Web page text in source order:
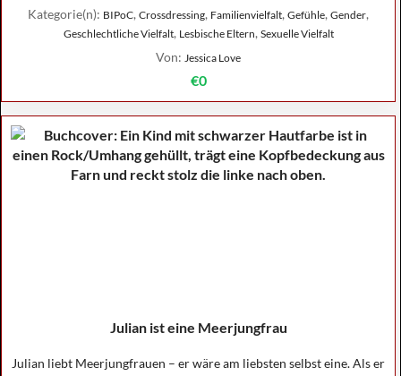
Kategorie(n): BIPoC, Crossdressing, Familienvielfalt, Gefühle, Gender,
Geschlechtliche Vielfalt, Lesbische Eltern, Sexuelle Vielfalt
Von: Jessica Love
€0
Julian ist eine Meerjungfrau
Julian liebt Meerjungfrauen – er wäre am liebsten selbst eine. Als er